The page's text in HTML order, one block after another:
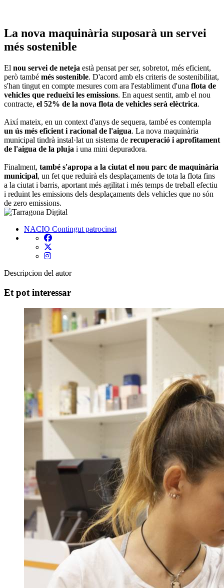
La nova maquinària suposarà un servei
més sostenible
El nou servei de neteja està pensat per ser, sobretot, més eficient,
però també més sostenible. D'acord amb els criteris de sostenibilitat,
s'han tingut en compte mesures com ara l'establiment d'una flota de
vehicles que redueixi les emissions. En aquest sentit, amb el nou
contracte, el 52% de la nova flota de vehicles serà elèctrica.
Així mateix, en un context d'anys de sequera, també es contempla
un ús més eficient i racional de l'aigua. La nova maquinària
municipal tindrà instal·lat un sistema de recuperació i aprofitament
de l'aigua de la pluja i una mini depuradora.
Finalment, també s'apropa a la ciutat el nou parc de maquinària
municipal, un fet que reduirà els desplaçaments de tota la flota fins
a la ciutat i barris, aportant més agilitat i més temps de treball efectiu
i reduint les emissions dels desplaçaments dels vehicles que no són
de zero emissions.
NACIO Contingut patrocinat
Descripcion del autor
Et pot interessar